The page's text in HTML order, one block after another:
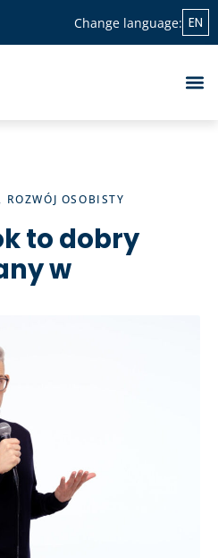
Change language: EN
, ROZWÓJ OSOBISTY
to dobry
w